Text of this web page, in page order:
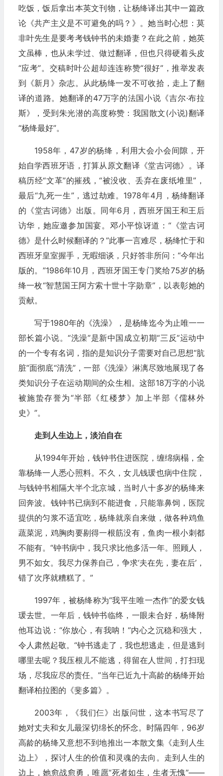
吃饭，饭后拿出本英文刊物，让杨绛译出其中一篇政
论《共产主义是不可避免的吗？》。她当时心想：莫
非叶先生是要考考钱钟书的未婚妻？在此之前，她英
文虽棒，也从未学过、做过翻译，但也只得硬着头皮
“应考”。交稿时叶公超却连连称赞“很好”，推举发表
到《新月》杂志。从此杨绛一发不可收拾，走上了翻
译的道路。她翻译的47万字的法国小说《吉尔·布拉
斯》，受到朱光潜的高度称赞：我国散文(小说)翻译
“杨绛最好”。
1958年，47岁的杨绛，利用大会小会间隙，开
始自学西班牙语，打算从原文翻译《堂吉诃德》。译
稿历经“文革”的摧残，“被没收、丢弃在废纸堆里”，
最后“九死一生”，逃过劫难。1978年4月，杨绛翻译
的《堂吉诃德》出版。同年6月，西班牙国王和王后
访华，她应邀参加国宴。邓小平惊讶道：“《堂吉诃
德》是什么时候翻译的？”此事一言难尽，杨绛忙于和
西班牙皇室握手，无暇细谈，只好答非所问：“今年出
版的。”1986年10月，西班牙国王专门奖给75岁的杨
绛一枚“智慧国王阿方索十世十字勋章”，以表彰她的
贡献。
写于1980年的《洗澡》，是杨绛迄今为止唯一一
部长篇小说。“洗澡”是新中国成立初期“三反”运动中
的一个专有名词，指的是知识分子需要对自己思想“肮
脏”面彻底“清洗”，一部《洗澡》淋漓尽致地展现了各
类知识分子在运动期间的众生相。这部18万字的小说
被施蛰存誉为“半部《红楼梦》加上半部《儒林外
史》”。
走到人生边上，淡泊自在
从1994年开始，钱钟书住进医院，缠绵病榻，全
靠杨绛一人悉心照料。不久，女儿钱瑗也病中住院，
与钱钟书相隔大半个北京城，当时八十多岁的杨绛来
回奔波。钱钟书已病到不能进食，只能靠鼻饲，医院
提供的匀浆不适宜吃，杨绛就亲自来做，做各种鸡鱼
蔬菜泥，鸡胸肉要剔得一根筋没有，鱼肉一根小刺都
不能有。“钟书病中，我只求比他多活一年。照顾人，
男不如女。我尽力保养自己，争求‘夫在先，妻在后’，
错了次序就糟糕了。”
1997年，被杨绛称为“我平生唯一杰作”的爱女钱
瑗去世。一年后，钱钟书临终，一眼未合好，杨绛附
他耳边说：“你放心，有我呐！”内心之沉稳和强大，
令人肃然起敬。“钟书逃走了，我也想逃走，但是逃到
哪里去呢？我压根儿不能逃，得留在人世间，打扫现
场，尽我应尽的责任。”当年已近九十高龄的杨绛开始
翻译柏拉图的《斐多篇》。
2003年，《我们仨》出版问世，这本书写尽了
她对丈夫和女儿最深切绵长的怀念。时隔四年，96岁
高龄的杨绛又意想不到地推出一本散文集《走到人生
边上》，探讨人生的价值和灵魂的去向。走到人生的
边上，她愈战愈勇，唯愿“死者如生，生者无愧”——